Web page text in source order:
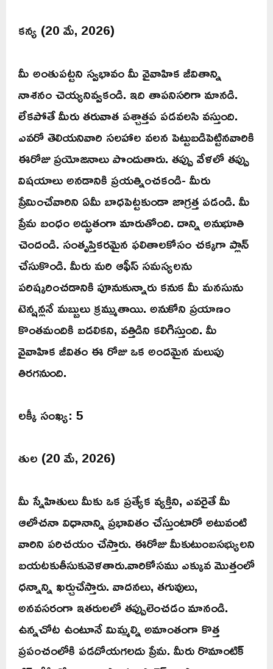
కన్య (20 మే, 2026)
మీ అంతుపట్టని స్వభావం మీ వైవాహిక జీవితాన్ని
నాశనం చెయ్యనివ్వకండి. ఇది తాపనిసరిగా మానడి.
లేకపోతే మీరు తరువాత పశ్చాత్తప పడవలసి వస్తుంది.
ఎవరో తెలియనివారి సలహాల వలన పెట్టుబడిపెట్టినవారికి
ఈరోజు ప్రయోజనాలు పొందుతారు. తప్పు వేళలో తప్పు
విషయాలు అనడానికి ప్రయత్నించకండి- మీరు
ప్రేమించేవారిని ఏమీ బాధపెట్టకుండా జాగ్రత్త పడండి. మీ
ప్రేమ బంధం అద్భుతంగా మారుతోంది. దాన్ని అనుభూతి
చెందండి. సంతృప్తికరమైన ఫలితాలకోసం చక్కగా ప్లాన్
చేసుకొండి. మీరు మరి ఆఫీస్ సమస్యలను
పరిష్కరించడానికి పూనుకున్నారు కనుక మీ మనసును
టెన్షన్లనే మబ్బులు క్రమ్ముతాయి. అనుకోని ప్రయాణం
కొంతమందికి బడలికని, వత్తిడిని కలిగిస్తుంది. మీ
వైవాహిక జీవితం ఈ రోజు ఒక అందమైన మలుపు
తిరగనుంది.
లక్కీ సంఖ్య: 5
తుల (20 మే, 2026)
మీ స్నేహితులు మీకు ఒక ప్రత్యేక వ్యక్తిని, ఎవరైతే మీ
ఆలోచనా విధానాన్ని ప్రభావితం చేస్తుంటారో అటువంటి
వారిని పరిచయం చేస్తారు. ఈరోజు మీకుటుంబసభ్యులని
బయటకుతీసుకువెళతారు.వారికోసము ఎక్కువ మొత్తంలో
ధన్నాన్ని ఖర్చుచేస్తారు. వాదనలు, తగువులు,
అనవసరంగా ఇతరులలో తప్పులెంచడం మానండి.
ఉన్నచోట ఉంటూనే మిమ్మల్ని అమాంతంగా కొత్త
ప్రపంచంలోకి పడదోయగలదు ప్రేమ. మీరు రొమాంటిక్